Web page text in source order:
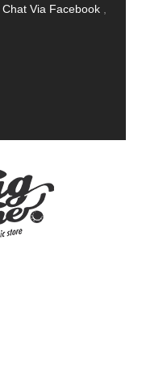
Chat Via Facebook